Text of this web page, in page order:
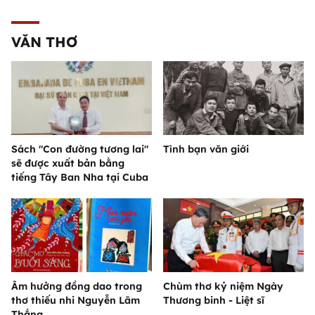
VĂN THƠ
Sách "Con đường tương lai"
sẽ được xuất bản bằng
tiếng Tây Ban Nha tại Cuba
Tình bạn văn giới
Âm hưởng đồng dao trong
thơ thiếu nhi Nguyễn Lãm
Chùm thơ kỷ niệm Ngày
Thương binh - Liệt sĩ